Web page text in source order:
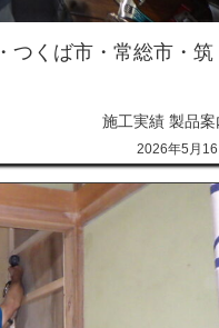
つくば市・常総市・筑
施工実績 製品案
2026年5月